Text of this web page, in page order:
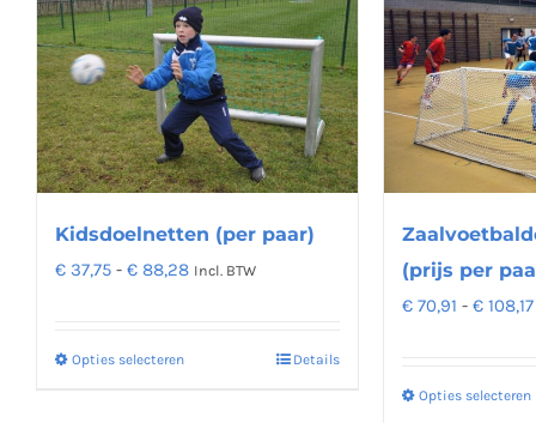
meerdere
variaties.
Deze
optie
kan
gekozen
worden
op
Kidsdoelnetten (per paar)
€ 37,75 - € 88,28Prijsklasse:
Incl. BTW
Opties selecterenDit
Details
(prijs per
€ 70,91 - € 108,17
Opties selecteren